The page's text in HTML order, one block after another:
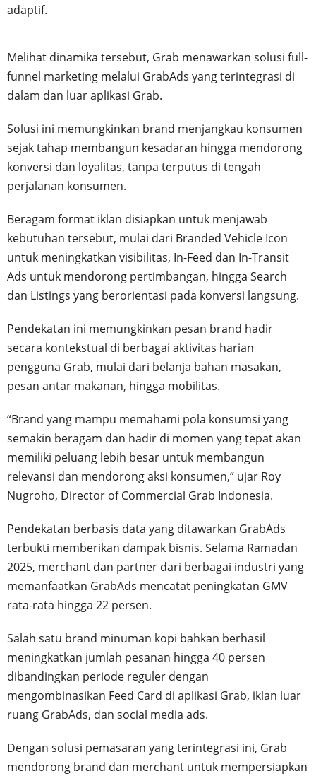
adaptif.
Melihat dinamika tersebut, Grab menawarkan solusi full-
funnel marketing melalui GrabAds yang terintegrasi di
dalam dan luar aplikasi Grab.
Solusi ini memungkinkan brand menjangkau konsumen
sejak tahap membangun kesadaran hingga mendorong
konversi dan loyalitas, tanpa terputus di tengah
perjalanan konsumen.
Beragam format iklan disiapkan untuk menjawab
kebutuhan tersebut, mulai dari Branded Vehicle Icon
untuk meningkatkan visibilitas, In-Feed dan In-Transit
Ads untuk mendorong pertimbangan, hingga Search
dan Listings yang berorientasi pada konversi langsung.
Pendekatan ini memungkinkan pesan brand hadir
secara kontekstual di berbagai aktivitas harian
pengguna Grab, mulai dari belanja bahan masakan,
pesan antar makanan, hingga mobilitas.
“Brand yang mampu memahami pola konsumsi yang
semakin beragam dan hadir di momen yang tepat akan
memiliki peluang lebih besar untuk membangun
relevansi dan mendorong aksi konsumen,” ujar Roy
Nugroho, Director of Commercial Grab Indonesia.
Pendekatan berbasis data yang ditawarkan GrabAds
terbukti memberikan dampak bisnis. Selama Ramadan
2025, merchant dan partner dari berbagai industri yang
memanfaatkan GrabAds mencatat peningkatan GMV
rata-rata hingga 22 persen.
Salah satu brand minuman kopi bahkan berhasil
meningkatkan jumlah pesanan hingga 40 persen
dibandingkan periode reguler dengan
mengombinasikan Feed Card di aplikasi Grab, iklan luar
ruang GrabAds, dan social media ads.
Dengan solusi pemasaran yang terintegrasi ini, Grab
mendorong brand dan merchant untuk mempersiapkan